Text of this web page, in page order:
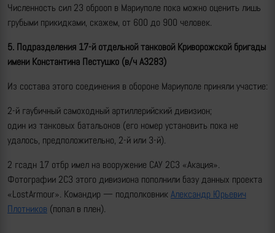
Численность сил 23 оброоп в Мариуполе пока можно оценить лишь
грубыми прикидками, скажем, от 600 до 900 человек.
5. Подразделения 17-й отдельной танковой Криворожской бригады
имени Константина Пестушко (в/ч А3283)
Из состава этого соединения в обороне Мариуполе приняли участие:
2-й гаубичный самоходный артиллерийский дивизион;
один из танковых батальонов (его номер установить пока не
удалось, предположительно, 2-й или 3-й).
2 гсадн 17 отбр имел на вооружение САУ 2С3 «Акация».
Фотографии 2С3 этого дивизиона пополнили базу данных проекта
«LostArmour». Командир — подполковникАлександр Юрьевич
Плотников (попал в плен).